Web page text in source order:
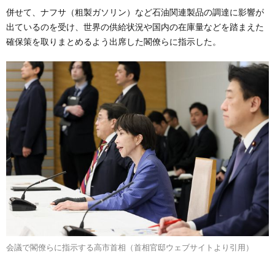
併せて、ナフサ（粗製ガソリン）など石油関連製品の調達に影響が
出ているのを受け、世界の供給状況や国内の在庫量などを踏まえた
確保策を取りまとめるよう出席した閣僚らに指示した。
会議で閣僚らに指示する高市首相（首相官邸ウェブサイトより引用）